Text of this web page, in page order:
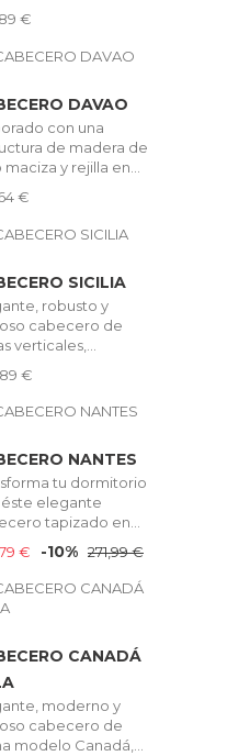
€
DAVAO
con una
de madera de
y rejilla en...
€
SICILIA
robusto y
cabecero de
verticales,...
€
NANTES
tu dormitorio
elegante
tapizado en...
€
-10% 271,99 €
CANADÁ
moderno y
cabecero de
modelo Canadá,...